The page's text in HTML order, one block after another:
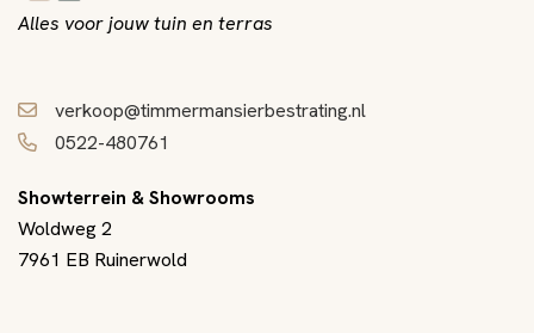
Alles voor jouw tuin en terras
verkoop@timmermansierbestrating.nl
0522-480761
Showterrein & Showrooms
Woldweg 2
7961 EB Ruinerwold